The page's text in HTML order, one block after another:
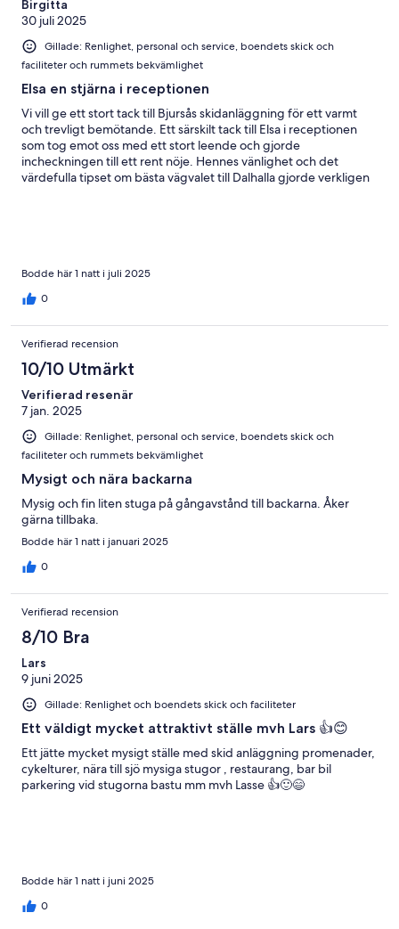
Birgitta
30 juli 2025
Gillade: Renlighet, personal och service, boendets skick och
faciliteter och rummets bekvämlighet
Elsa en stjärna i receptionen
Vi vill ge ett stort tack till Bjursås skidanläggning för ett varmt
och trevligt bemötande. Ett särskilt tack till Elsa i receptionen
som tog emot oss med ett stort leende och gjorde
incheckningen till ett rent nöje. Hennes vänlighet och det
värdefulla tipset om bästa vägvalet till Dalhalla gjorde verkligen
Bodde här 1 natt i juli 2025
0
Verifierad recension
10/10 Utmärkt
Verifierad resenär
7 jan. 2025
Gillade: Renlighet, personal och service, boendets skick och
faciliteter och rummets bekvämlighet
Mysigt och nära backarna
Mysig och fin liten stuga på gångavstånd till backarna. Åker
gärna tillbaka.
Bodde här 1 natt i januari 2025
0
Verifierad recension
8/10 Bra
Lars
9 juni 2025
Gillade: Renlighet och boendets skick och faciliteter
Ett väldigt mycket attraktivt ställe mvh Lars 👍😊
Ett jätte mycket mysigt ställe med skid anläggning promenader,
cykelturer, nära till sjö mysiga stugor , restaurang, bar bil
parkering vid stugorna bastu mm mvh Lasse 👍🙂😄
Bodde här 1 natt i juni 2025
0